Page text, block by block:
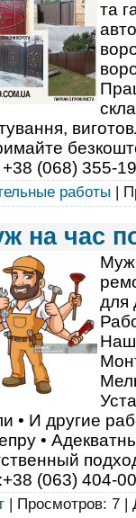
та
(068) 355-
работы |
на час
Муж
для
• И другие
•
(063) 404-
| Просмотров: 7